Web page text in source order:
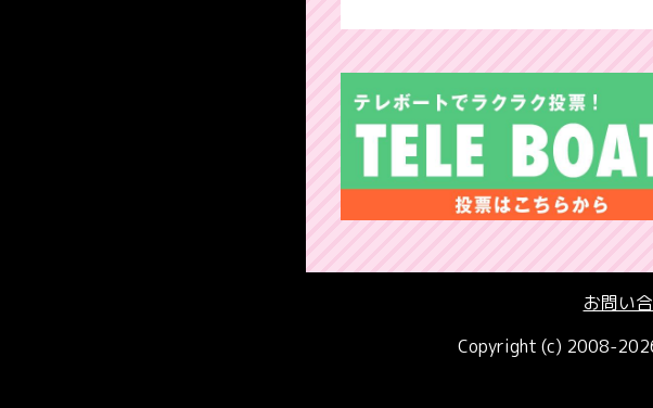
お問い
Copyright (c) 2008-